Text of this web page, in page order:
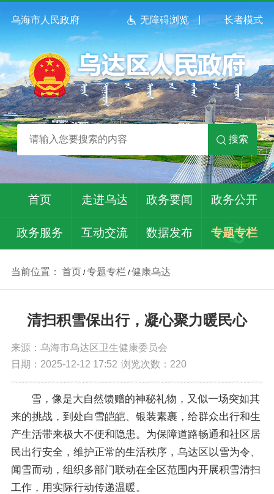
乌海市人民政府 无障碍浏览 长者模式
搜索
首页 走进乌达 政务要闻 政务公开
政务服务 互动交流 数据发布 专题专栏
当前位置： 首页 /专题专栏 /健康乌达
清扫积雪保出行，凝心聚力暖民心
来源：乌海市乌达区卫生健康委员会
日期：2025-12-12 17:52 浏览次数： 220
雪，像是大自然馈赠的神秘礼物，又似一场突如其
来的挑战，到处白雪皑皑、银装素裹，给群众出行和生
产生活带来极大不便和隐患。为保障道路畅通和社区居
民出行安全，维护正常的生活秩序，乌达区以雪为令、
闻雪而动，组织多部门联动在全区范围内开展积雪清扫
工作，用实际行动传递温暖。